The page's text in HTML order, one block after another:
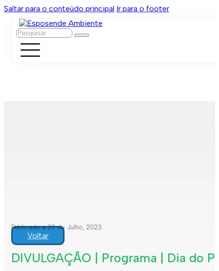
Saltar para o conteúdo principal Ir para o footer
Pesquisar
Publicado a 20 de Julho, 2023
Voltar
DIVULGAÇÃO | Programa | Dia do